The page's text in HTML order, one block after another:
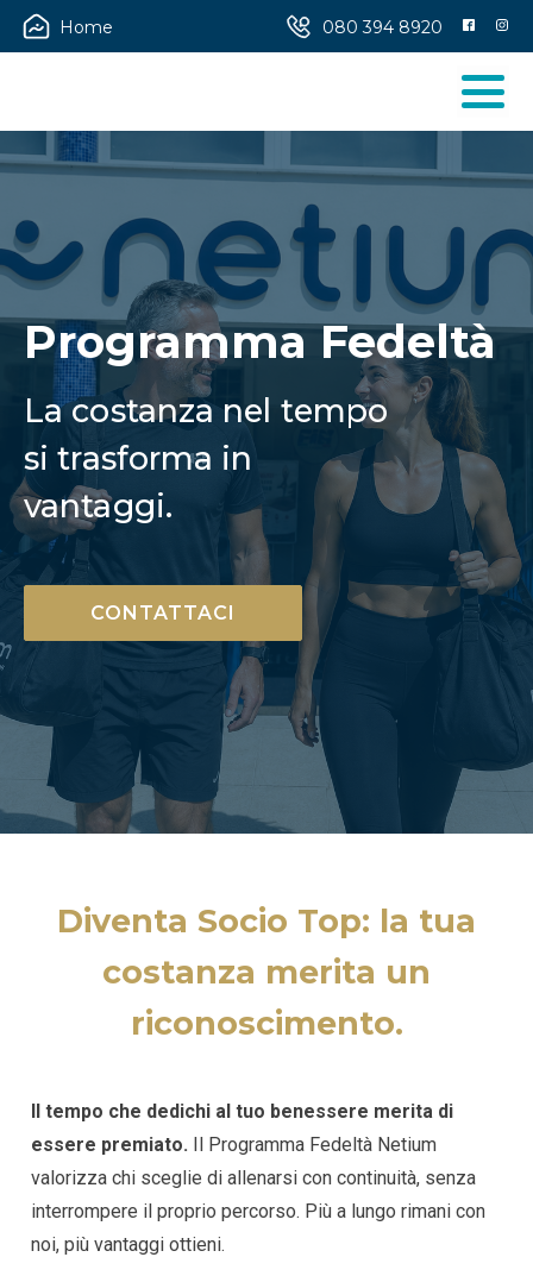
Home 080 394 8920
Programma Fedeltà
La costanza nel tempo
si trasforma in
vantaggi.
CONTATTACI
Diventa Socio Top: la tua
costanza merita un
riconoscimento.
Il tempo che dedichi al tuo benessere merita di
essere premiato. Il Programma Fedeltà Netium
valorizza chi sceglie di allenarsi con continuità, senza
interrompere il proprio percorso. Più a lungo rimani con
noi, più vantaggi ottieni.